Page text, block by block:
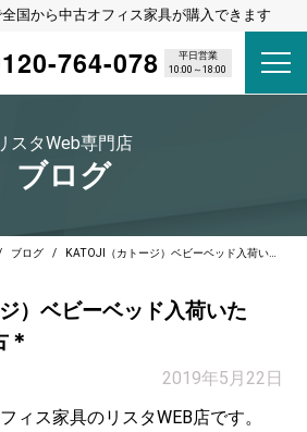
国から中古オフィス家具が購入できます
764-078
平日営業
10:00～18:00
スタWeb専門店
ブログ
ブログ KATOJI（カトージ）ベビーベッド入荷いたしました！＊中古＊
）ベビーベッド入荷いた
2019年5月22日
ィス家具のリスタWEB店です。